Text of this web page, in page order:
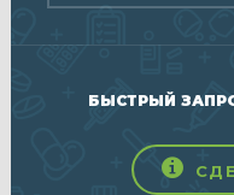
БЫСТРЫЙ